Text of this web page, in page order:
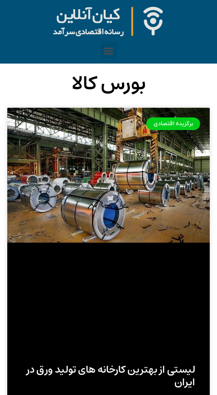
بورس کالا
برگزیده اقتصادی
لیستی از بهترین کارخانه های تولید ورق در
ایران